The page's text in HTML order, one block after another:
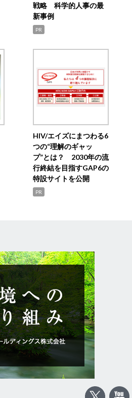
戦略 科学的人事の最
新事例
PR
HIV/エイズにまつわる6
つの“理解のギャッ
プ”とは？ 2030年の流
行終結を目指すGAP6の
特設サイトを公開
PR